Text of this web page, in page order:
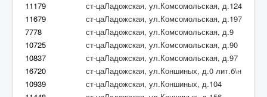
11179
ст-цаЛадожская, ул.Комсомольская, д.124
11679
ст-цаЛадожская, ул.Комсомольская, д.197
7778
ст-цаЛадожская, ул.Комсомольская, д.9
10725
ст-цаЛадожская, ул.Комсомольская, д.90
10837
ст-цаЛадожская, ул.Комсомольская, д.97
16720
ст-цаЛадожская, ул.Коншиных, д.0 лит.б\н
10939
ст-цаЛадожская, ул.Коншиных, д.104